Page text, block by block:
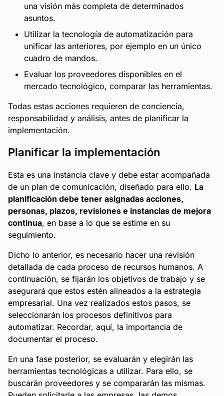
una visión más completa de determinados
asuntos.
Utilizar la tecnología de automatización para
unificar las anteriores, por ejemplo en un único
cuadro de mandos.
Evaluar los proveedores disponibles en el
mercado tecnológico, comparar las herramientas.
Todas estas acciones requieren de conciencia,
responsabilidad y análisis, antes de planificar la
implementación.
Planificar la implementación
Esta es una instancia clave y debe estar acompañada
de un plan de comunicación, diseñado para ello. La
planificación debe tener asignadas acciones,
personas, plazos, revisiones e instancias de mejora
continua, en base a lo que se estime en su
seguimiento.
Dicho lo anterior, es necesario hacer una revisión
detallada de cada proceso de recursos humanos. A
continuación, se fijarán los objetivos de trabajo y se
asegurará que estos estén alineados a la estrategia
empresarial. Una vez realizados estos pasos, se
seleccionarán los procesos definitivos para
automatizar. Recordar, aquí, la importancia de
documentar el proceso.
En una fase posterior, se evaluarán y elegirán las
herramientas tecnológicas a utilizar. Para ello, se
buscarán proveedores y se compararán las mismas.